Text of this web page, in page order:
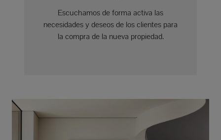
Escuchamos de forma activa las
necesidades y deseos de los clientes para
la compra de la nueva propiedad.